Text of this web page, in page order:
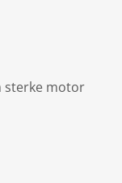
sterke motor